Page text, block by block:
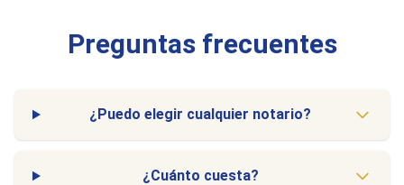
Preguntas frecuentes
¿Puedo elegir cualquier notario?
¿Cuánto cuesta?